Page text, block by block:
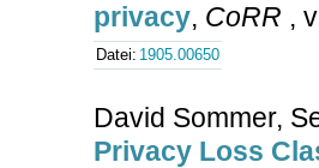
privacy, CoRR ,
Datei: 1905.00650
David Sommer,
Privacy Loss